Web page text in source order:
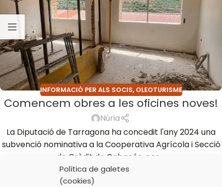
Política de galetes
(cookies)
INFORMACIÓ PER ALS SOCIS, OLEOTURISME
Comencem obres a les oficines noves!
Núria
La Diputació de Tarragona ha concedit l'any 2024 una
subvenció nominativa a la Cooperativa Agrícola i Secció
de Crèdit de Cabacés, per ...
CONTINUA LLEGINT